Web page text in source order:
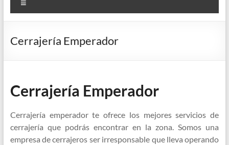
Cerrajería Emperador
Cerrajería Emperador
Cerrajería emperador te ofrece los mejores servicios de
cerrajería que podrás encontrar en la zona. Somos una
empresa de cerrajeros ser irresponsable que lleva operando